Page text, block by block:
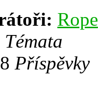
Rope
Témata
Příspěvky